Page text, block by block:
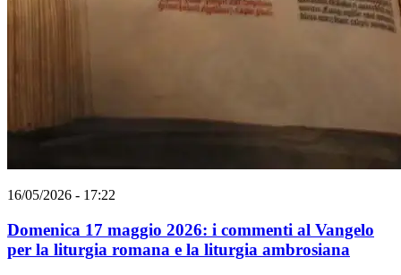
16/05/2026 - 17:22
Domenica 17 maggio 2026: i commenti al Vangelo
per la liturgia romana e la liturgia ambrosiana